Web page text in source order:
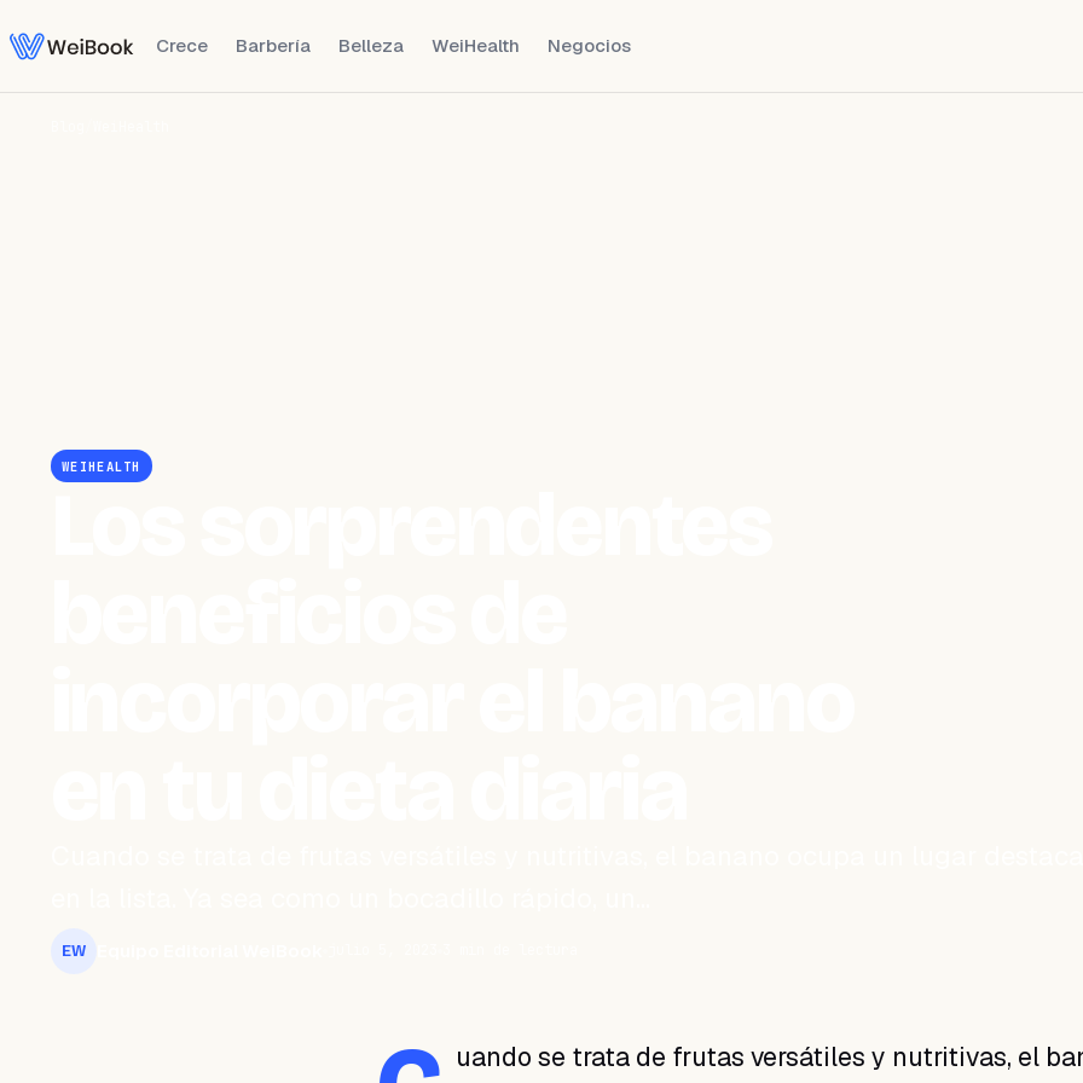
Crece Barbería Belleza WeiHealth Negocios
WEIHEALTH
EW
uando se trata de frutas versátiles y nutritivas, el